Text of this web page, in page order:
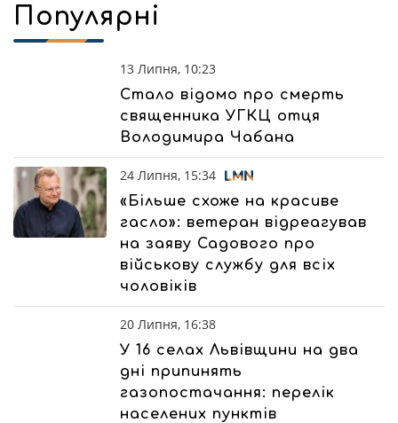
Популярні
13 Липня, 10:23
Стало відомо про смерть
священника УГКЦ отця
Володимира Чабана
24 Липня, 15:34
«Більше схоже на красиве
гасло»: ветеран відреагував
на заяву Садового про
військову службу для всіх
чоловіків
20 Липня, 16:38
У 16 селах Львівщини на два
дні припинять
газопостачання: перелік
населених пунктів